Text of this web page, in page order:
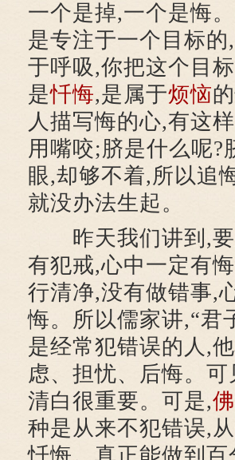
一个是掉,一个是悔
是专注于一个目标的
于呼吸,你把这个目
是忏悔,是属于烦恼
人描写悔的心,有这
用嘴咬;脐是什么呢?
眼,却够不着,所以追
就没办法生起。
昨天我们讲到,要
有犯戒,心中一定有
行清净,没有做错事,
悔。所以儒家讲,“君
是经常犯错误的人,
虑、担忧、后悔。
清白很重要。可是,
种是从来不犯错误,
忏悔。真正能做到